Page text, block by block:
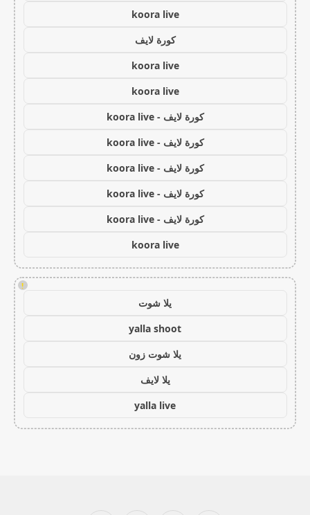
koora live
كورة لايف
koora live
koora live
كورة لايف - koora live
كورة لايف - koora live
كورة لايف - koora live
كورة لايف - koora live
كورة لايف - koora live
koora live
!
يلا شوت
yalla shoot
يلا شوت زون
يلا لايف
yalla live